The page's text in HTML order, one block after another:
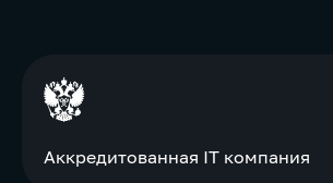
Аккредитованная IT компания